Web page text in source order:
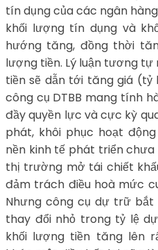
tín dụng của các ngân
khối lượng tín dụng và
hướng tăng, đồng thời
lượng tiền. Lý luận tương
tiền sẽ dẫn tới tăng giá
công cụ DTBB mang tính
đầy quyền lực và cực kỳ
phát, khôi phục hoạt
nền kinh tế phát triển
thị trường mở tái chiết
đảm trách điều hoà mức
Nhưng công cụ dự trữ bắt
thay đổi nhỏ trong tỷ lệ
khối lượng tiền tăng lên